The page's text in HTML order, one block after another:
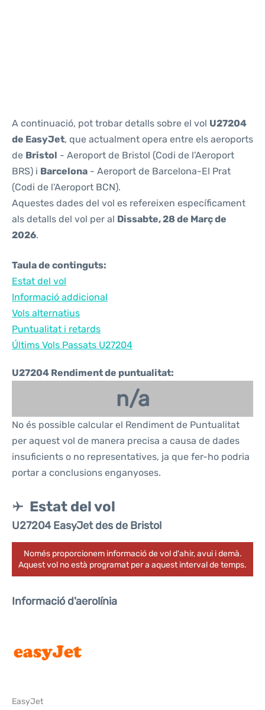
A continuació, pot trobar detalls sobre el vol U27204
de EasyJet, que actualment opera entre els aeroports
de Bristol - Aeroport de Bristol (Codi de l'Aeroport
BRS) i Barcelona - Aeroport de Barcelona-El Prat
(Codi de l'Aeroport BCN).
Aquestes dades del vol es refereixen específicament
als detalls del vol per al Dissabte, 28 de Març de
2026.
Taula de continguts:
Estat del vol
Informació addicional
Vols alternatius
Puntualitat i retards
Últims Vols Passats U27204
U27204 Rendiment de puntualitat:
n/a
No és possible calcular el Rendiment de Puntualitat
per aquest vol de manera precisa a causa de dades
insuficients o no representatives, ja que fer-ho podria
portar a conclusions enganyoses.
Estat del vol
U27204 EasyJet des de Bristol
Només proporcionem informació de vol d'ahir, avui i demà.
Aquest vol no està programat per a aquest interval de temps.
Informació d'aerolínia
EasyJet